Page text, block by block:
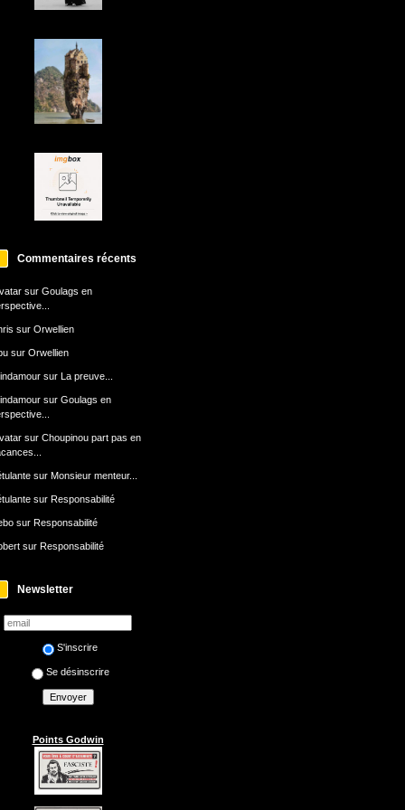
Commentaires récents
sur Goulags en
sur Orwellien
sur Orwellien
sur La preuve...
sur Goulags en
sur Choupinou part pas en
sur Monsieur menteur...
sur Responsabilité
sur Responsabilité
sur Responsabilité
Newsletter
S'inscrire
Se désinscrire
Points Godwin